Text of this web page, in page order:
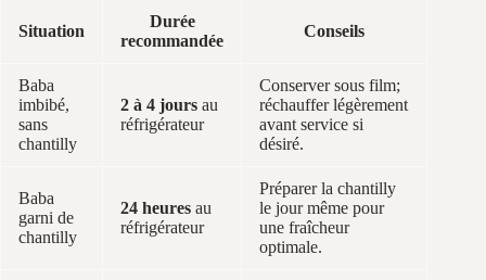
Situation
Durée
recommandée
Conseils
Baba
imbibé,
sans
chantilly
2 à 4 jours au
réfrigérateur
Conserver sous film;
réchauffer légèrement
avant service si
désiré.
Baba
garni de
chantilly
24 heures au
réfrigérateur
Préparer la chantilly
le jour même pour
une fraîcheur
optimale.